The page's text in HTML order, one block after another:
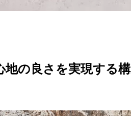
地の良さを実現する